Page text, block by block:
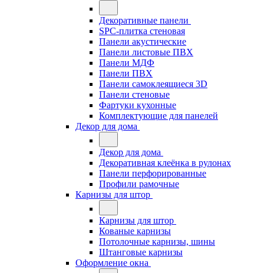
Декоративные панели
SPC-плитка стеновая
Панели акустические
Панели листовые ПВХ
Панели МДФ
Панели ПВХ
Панели самоклеящиеся 3D
Панели стеновые
Фартуки кухонные
Комплектующие для панелей
Декор для дома
Декор для дома
Декоративная клеёнка в рулонах
Панели перфорированные
Профили рамочные
Карнизы для штор
Карнизы для штор
Кованые карнизы
Потолочные карнизы, шины
Штанговые карнизы
Оформление окна